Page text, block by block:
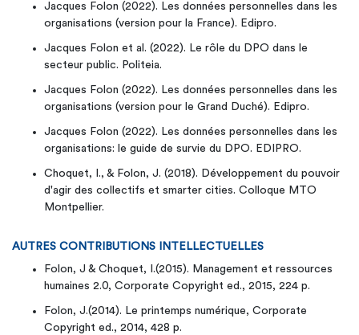
Jacques Folon (2022). Les données personnelles dans les
organisations (version pour la France). Edipro.
Jacques Folon et al. (2022). Le rôle du DPO dans le
secteur public. Politeia.
Jacques Folon (2022). Les données personnelles dans les
organisations (version pour le Grand Duché). Edipro.
Jacques Folon (2022). Les données personnelles dans les
organisations: le guide de survie du DPO. EDIPRO.
Choquet, I., & Folon, J. (2018). Développement du pouvoir
d'agir des collectifs et smarter cities. Colloque MTO
Montpellier.
AUTRES CONTRIBUTIONS INTELLECTUELLES
Folon, J & Choquet, I.(2015). Management et ressources
humaines 2.0, Corporate Copyright ed., 2015, 224 p.
Folon, J.(2014). Le printemps numérique, Corporate
Copyright ed., 2014, 428 p.